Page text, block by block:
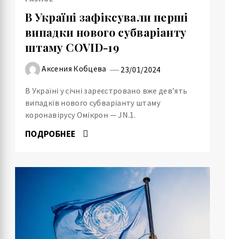
В Україні зафіксували перші
випадки нового субваріанту
штаму COVID-19
Аксения Кобцева 23/01/2024
В Україні у січні зареєстровано вже дев’ять
випадків нового субваріанту штаму
коронавірусу Омікрон — JN.1.
ПОДРОБНЕЕ